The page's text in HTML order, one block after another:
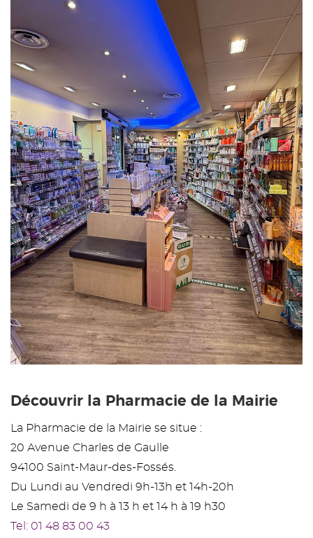
Découvrir la Pharmacie de la Mairie
La Pharmacie de la Mairie se situe :
20 Avenue Charles de Gaulle
94100 Saint-Maur-des-Fossés.
Du Lundi au Vendredi 9h-13h et 14h-20h
Le Samedi de 9 h à 13 h et 14 h à 19 h30
Tel: 01 48 83 00 43